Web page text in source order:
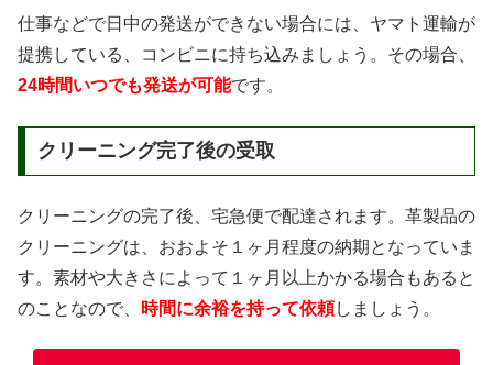
仕事などで日中の発送ができない場合には、ヤマト運輸が
提携している、コンビニに持ち込みましょう。その場合、
24時間いつでも発送が可能です。
クリーニング完了後の受取
クリーニングの完了後、宅急便で配達されます。革製品の
クリーニングは、おおよそ１ヶ月程度の納期となっていま
す。素材や大きさによって１ヶ月以上かかる場合もあると
のことなので、
時間に余裕を持って依頼しましょう。